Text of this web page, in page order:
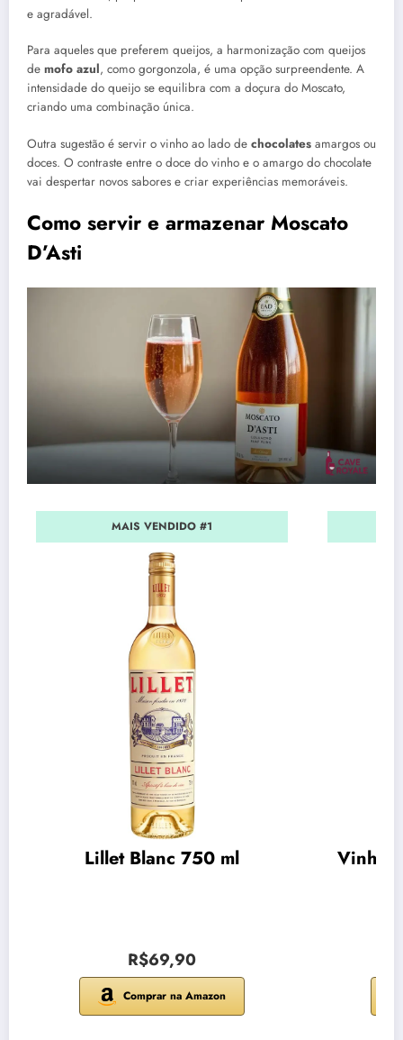
e agradável.
Para aqueles que preferem queijos, a harmonização com queijos
de mofo azul, como gorgonzola, é uma opção surpreendente. A
intensidade do queijo se equilibra com a doçura do Moscato,
criando uma combinação única.
Outra sugestão é servir o vinho ao lado de chocolates amargos ou
doces. O contraste entre o doce do vinho e o amargo do chocolate
vai despertar novos sabores e criar experiências memoráveis.
Como servir e armazenar Moscato
D’Asti
MAIS VENDIDO #1
Lillet Blanc 750 ml
R$69,90
Comprar na Amazon
Vinho